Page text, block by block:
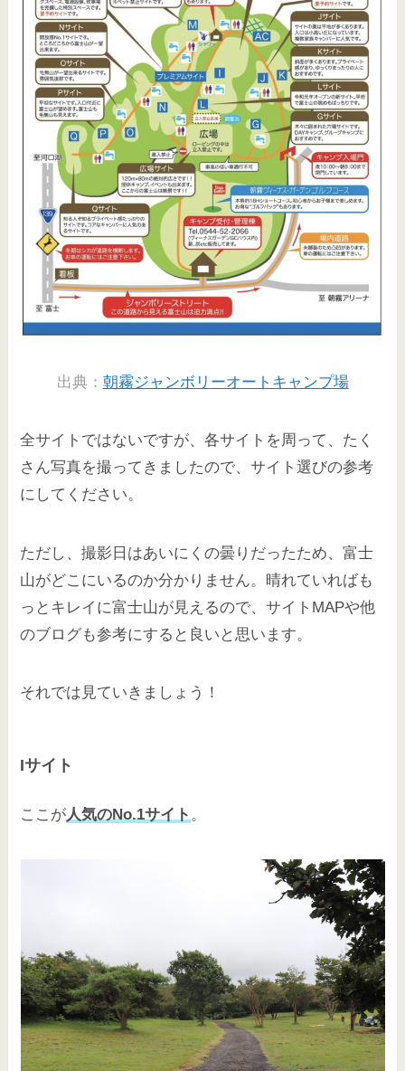
出典： 朝霧ジャンボリーオートキャンプ場
全サイトではないですが、各サイトを周って、たく
さん写真を撮ってきましたので、サイト選びの参考
にしてください。
ただし、撮影日はあいにくの曇りだったため、富士
山がどこにいるのか分かりません。晴れていればも
っとキレイに富士山が見えるので、サイトMAPや他
のブログも参考にすると良いと思います。
それでは見ていきましょう！
Iサイト
ここが人気のNo.1サイト 。